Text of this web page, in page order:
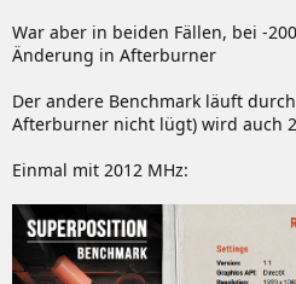
War aber in beiden Fällen, bei -
Änderung in Afterburner
Der andere Benchmark läuft
Afterburner nicht lügt) wird auch
Einmal mit 2012 MHz: